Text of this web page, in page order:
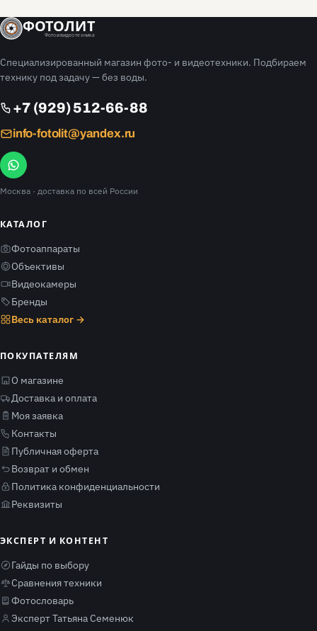
ФОТОЛИТ
Фото и видео техника
Специализированный магазин фото- и видеотехники. Подбираем
технику под задачу — без воды.
+7 (929) 512-66-88
info-fotolit@yandex.ru
Москва · доставка по всей России
КАТАЛОГ
Фотоаппараты
Объективы
Видеокамеры
Бренды
Весь каталог →
ПОКУПАТЕЛЯМ
О магазине
Доставка и оплата
Моя заявка
Контакты
Публичная оферта
Возврат и обмен
Политика конфиденциальности
Реквизиты
ЭКСПЕРТ И КОНТЕНТ
Гайды по выбору
Сравнения техники
Фотословарь
Эксперт Татьяна Семенюк